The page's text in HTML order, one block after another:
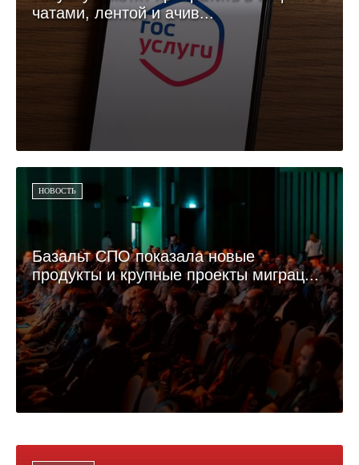
чатами, лентой и ачив...
НОВОСТЬ
Базальт СПО показала новые
продукты и крупные проекты миграц...